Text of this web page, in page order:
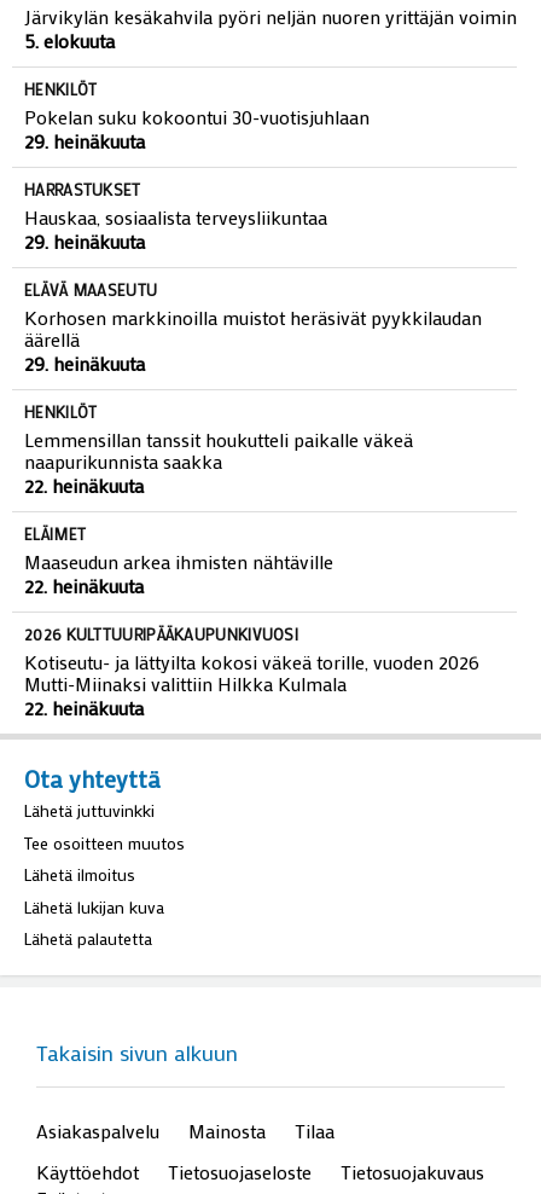
Järvikylän kesäkahvila pyöri neljän nuoren yrittäjän voimin
5. elokuuta
HENKILÖT
Pokelan suku kokoontui 30-vuotisjuhlaan
29. heinäkuuta
HARRASTUKSET
Hauskaa, sosiaalista terveysliikuntaa
29. heinäkuuta
ELÄVÄ MAASEUTU
Korhosen markkinoilla muistot heräsivät pyykkilaudan
äärellä
29. heinäkuuta
HENKILÖT
Lemmensillan tanssit houkutteli paikalle väkeä
naapurikunnista saakka
22. heinäkuuta
ELÄIMET
Maaseudun arkea ihmisten nähtäville
22. heinäkuuta
2026 KULTTUURIPÄÄKAUPUNKIVUOSI
Kotiseutu- ja lättyilta kokosi väkeä torille, vuoden 2026
Mutti-Miinaksi valittiin Hilkka Kulmala
22. heinäkuuta
Ota yhteyttä
Lähetä juttuvinkki
Tee osoitteen muutos
Lähetä ilmoitus
Lähetä lukijan kuva
Lähetä palautetta
Takaisin sivun alkuun
Asiakaspalvelu Mainosta
Tilaa
Käyttöehdot
Tietosuojaseloste
Tietosuojakuvaus